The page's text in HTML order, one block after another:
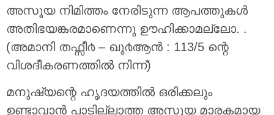
അസൂയ നിമിത്തം നേരിടുന്ന ആപത്തുകള്‍
അതിഭയങ്കരമാണെന്നു ഊഹിക്കാമല്ലോ. .
(അമാനി തഫ്സീ൪ – ഖു൪ആന്‍ : 113/5 ന്റെ
വിശദീകരണത്തില്‍ നിന്ന്)
മനുഷ്യന്റെ ഹൃദയത്തില്‍ ഒരിക്കലും
ഉണ്ടാവാന്‍ പാടില്ലാത്ത അസൂയ മാരകമായ